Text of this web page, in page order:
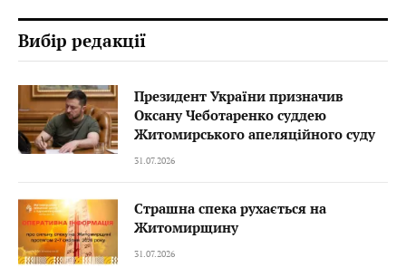
Вибір редакції
Президент України призначив
Оксану Чеботаренко суддею
Житомирського апеляційного суду
31.07.2026
Страшна спека рухається на
Житомирщину
31.07.2026